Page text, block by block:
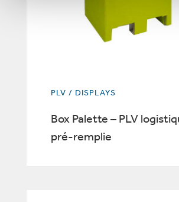
PLV / DISPLAYS
Box Palette – PLV
pré-remplie